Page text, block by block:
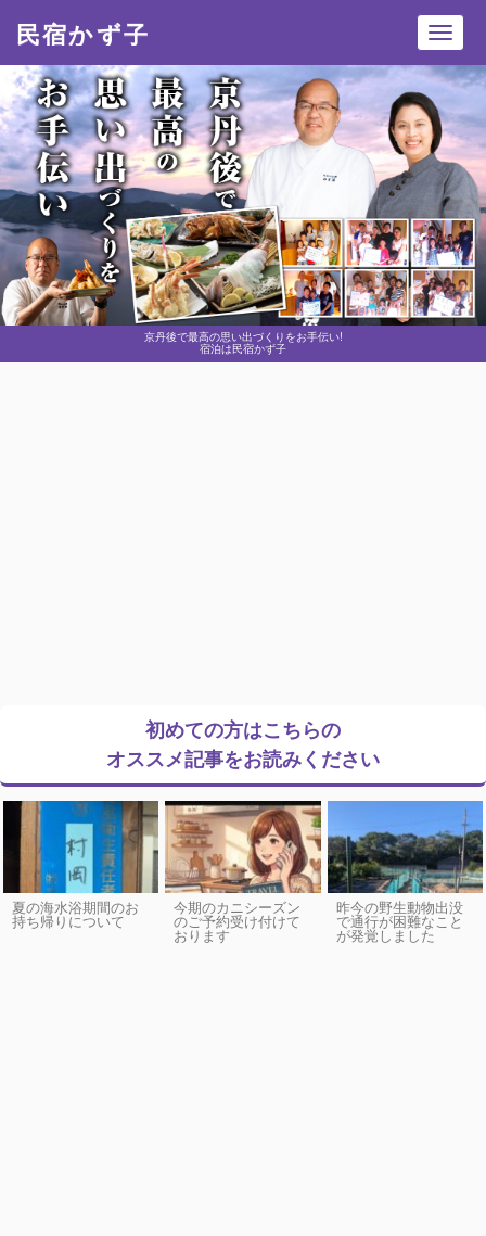
京丹後で最高の思い出づくりをお手伝い!
宿泊は民宿かず子
民宿かず子
初めての方はこちらの
オススメ記事をお読みください
夏の海水浴期間のお
持ち帰りについて
今期のカニシーズン
のご予約受け付けて
おります
昨今の野生動物出没
で通行が困難なこと
が発覚しました